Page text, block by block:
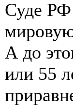
Суде РФ
А до
или 55